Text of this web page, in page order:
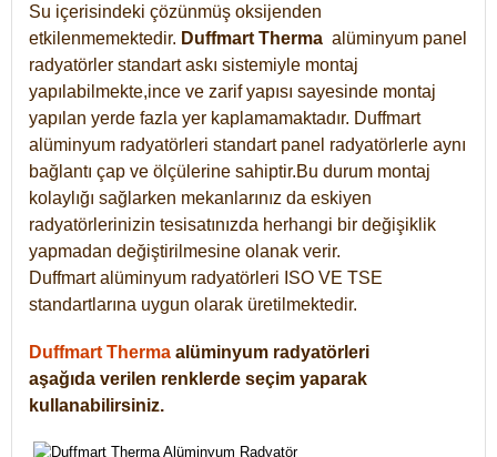
Su içerisindeki çözünmüş oksijenden
etkilenmemektedir. Duffmart Therma alüminyum panel
radyatörler standart askı sistemiyle montaj
yapılabilmekte,ince ve zarif yapısı sayesinde montaj
yapılan yerde fazla yer kaplamamaktadır. Duffmart
alüminyum radyatörleri standart panel radyatörlerle aynı
bağlantı çap ve ölçülerine sahiptir.Bu durum montaj
kolaylığı sağlarken mekanlarınız da eskiyen
radyatörlerinizin tesisatınızda herhangi bir değişiklik
yapmadan değiştirilmesine olanak verir.
Duffmart alüminyum radyatörleri ISO VE TSE
standartlarına uygun olarak üretilmektedir.
Duffmart Therma alüminyum radyatörleri
aşağıda verilen renklerde seçim yaparak
kullanabilirsiniz.